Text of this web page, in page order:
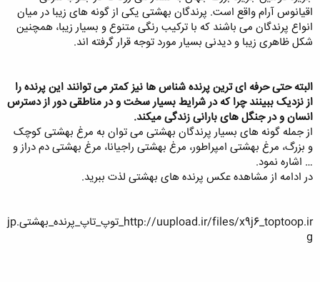
ع
اقیانوس آرام واقع است. پرندگان بهشتی یکی از گونه های زیبا در میان
انواع پرندگان می باشند که با ترکیب رنگی متنوع و بسیار زیبا، همچنین
شکل ظاهری زیبا و دیدنی بسیار مورد توجه قرار گرفته اند.
البته حتی حرفه ای ترین پرنده شناس ها نیز کمتر می توانند این پرنده را
از نزدیک ببینند چرا که در شرایط بسیار سخت و در مناطقی دور از دسترس
انسان و در جنگل های بارانی زندگی میکند.
از جمله گونه های بسیار پرندگان بهشتی می توان به مرغ بهشتی کوچک
و بزرگ، مرغ بهشتی امپراطور، مرغ بهشتی راجیانا، مرغ بهشتی دم دراز و
… اشاره نمود.
در ادامه از مشاهده عکس پرنده های بهشتی لذت ببرید.
http://uupload.ir/files/x9j6_toptoop.ir_توپ_تاپ_پرنده_بهشتی.jp
g